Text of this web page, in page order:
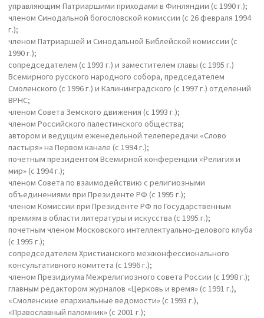
управляющим Патриаршими приходами в Финляндии (с 1990 г.);
членом Синодальной богословской комиссии (с 26 февраля 1994
г.);
членом Патриаршей и Синодальной Библейской комиссии (с
1990 г.);
сопредседателем (с 1993 г.) и заместителем главы (с 1995 г.)
Всемирного русского народного собора, председателем
Смоленского (с 1996 г.) и Калининградского (с 1997 г.) отделений
ВРНС;
членом Совета Земского движения (с 1993 г.);
членом Российского палестинского общества;
автором и ведущим еженедельной телепередачи «Слово
пастыря» на Первом канале (с 1994 г.);
почетным президентом Всемирной конференции «Религия и
мир» (с 1994 г.);
членом Совета по взаимодействию с религиозными
объединениями при Президенте РФ (с 1995 г.);
членом Комиссии при Президенте РФ по Государственным
премиям в области литературы и искусства (с 1995 г.);
почетным членом Московского интеллектуально-делового клуба
(с 1995 г.);
сопредседателем Христианского межконфессионального
консультативного комитета (с 1996 г.);
членом Президиума Межрелигиозного совета России (с 1998 г.);
главным редактором журналов «Церковь и время» (с 1991 г.),
«Смоленские епархиальные ведомости» (с 1993 г.),
«Православный паломник» (с 2001 г.);